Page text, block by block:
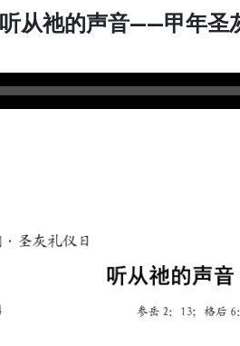
听从祂的声音——甲年圣